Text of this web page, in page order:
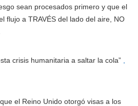
sean procesados primero y que el
flujo a TRAVÉS del lado del aire, NO
crisis humanitaria a saltar la cola”
el Reino Unido otorgó visas a los